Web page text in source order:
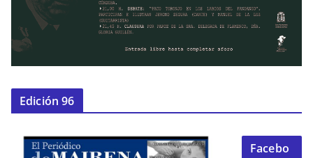
Edición 96
Facebo